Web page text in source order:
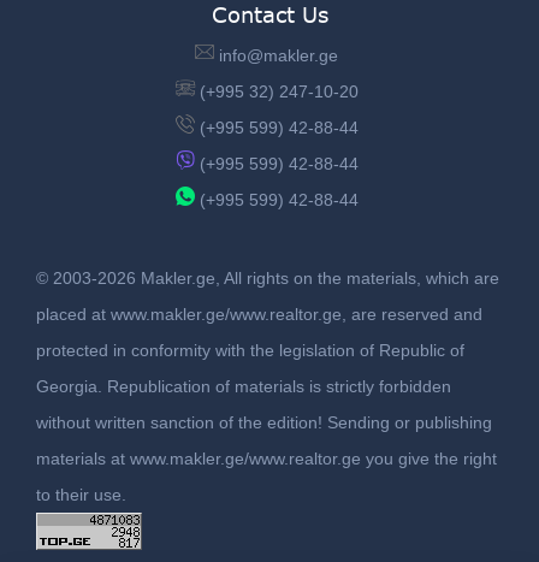
Contact Us
info@makler.ge
(+995 32) 247-10-20
(+995 599) 42-88-44
(+995 599) 42-88-44
(+995 599) 42-88-44
© 2003-2026 Makler.ge, All rights on the materials, which are
placed at www.makler.ge/www.realtor.ge, are reserved and
protected in conformity with the legislation of Republic of
Georgia. Republication of materials is strictly forbidden
without written sanction of the edition! Sending or publishing
materials at www.makler.ge/www.realtor.ge you give the right
to their use.